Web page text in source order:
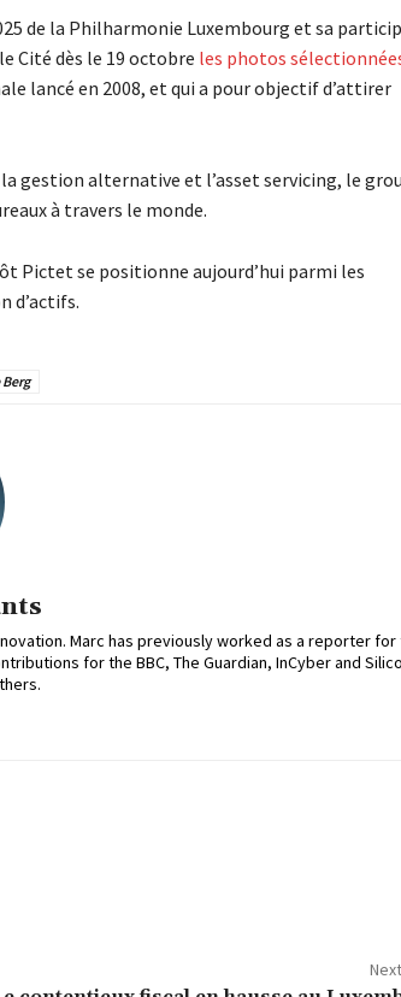
de la Philharmonie Luxembourg et sa
Cité dès le 19 octobre les photos
lancé en 2008, et qui a pour objectif d’attirer
gestion alternative et l’asset servicing, le
à travers le monde.
Pictet se positionne aujourd’hui parmi les
d’actifs.
Marc has previously worked as a reporter for
for the BBC, The Guardian, InCyber and